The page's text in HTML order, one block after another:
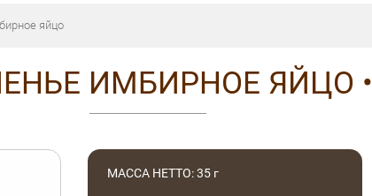
яйцо
ИМБИРНОЕ ЯЙЦО •
МАССА НЕТТО: 35 г